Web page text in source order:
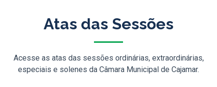
Atas das Sessões
Acesse as atas das sessões ordinárias, extraordinárias,
especiais e solenes da Câmara Municipal de Cajamar.